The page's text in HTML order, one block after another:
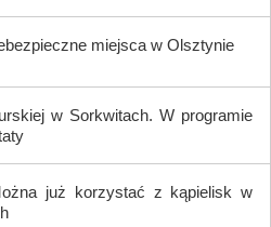
miejsca w Olsztynie
w Sorkwitach. W programie
już korzystać z kąpielisk w